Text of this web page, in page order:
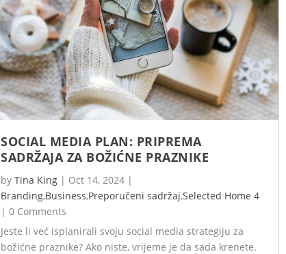
SOCIAL MEDIA PLAN: PRIPREMA
SADRŽAJA ZA BOŽIĆNE PRAZNIKE
by Tina King | Oct 14, 2024 |
Branding,Business,Preporučeni sadržaj,Selected Home 4
| 0 Comments
Jeste li već isplanirali svoju social media strategiju za
božićne praznike? Ako niste, vrijeme je da sada krenete.